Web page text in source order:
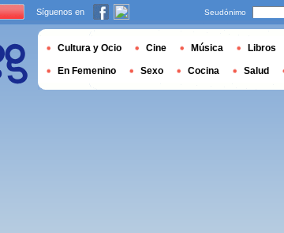
Síguenos en Seudónimo
Cultura y Ocio Cine Música Libros
En Femenino Sexo Cocina Salud